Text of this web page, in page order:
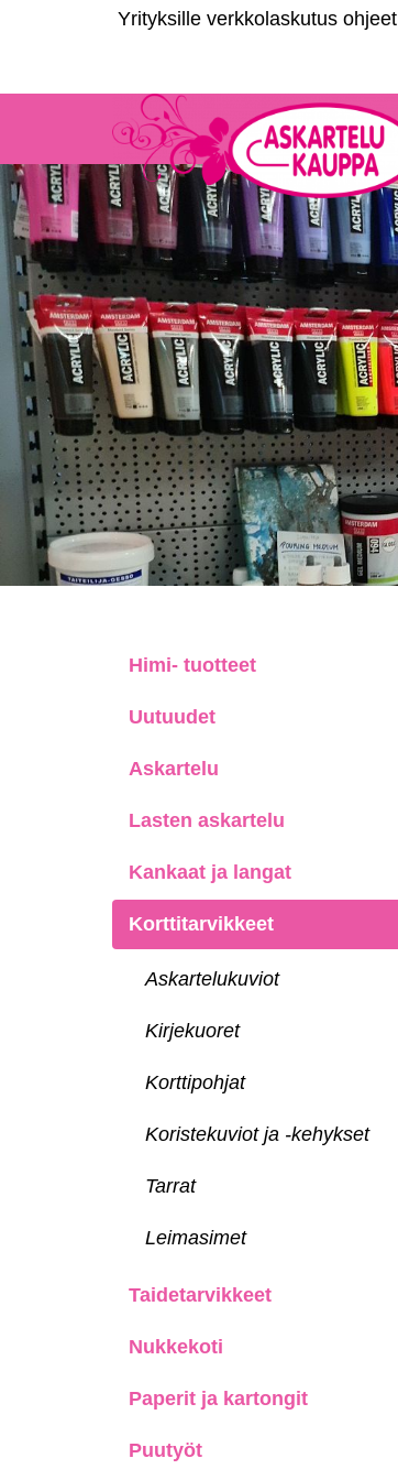
Yrityksille verkkolaskutus ohjeet
Himi- tuotteet
Uutuudet
Askartelu
Lasten askartelu
Kankaat ja langat
Korttitarvikkeet
Askartelukuviot
Kirjekuoret
Korttipohjat
Koristekuviot ja -kehykset
Tarrat
Leimasimet
Taidetarvikkeet
Nukkekoti
Paperit ja kartongit
Puutyöt